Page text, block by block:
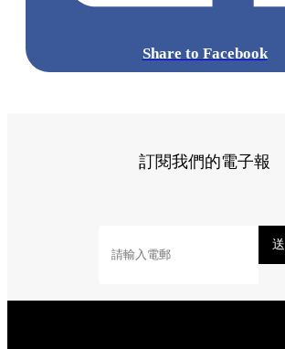
Share to Facebook
訂閱我們的電子報